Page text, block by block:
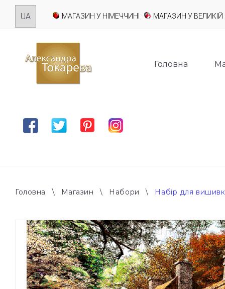
Skip
МАГАЗИН У НІМЕЧЧИНІ МАГАЗИН У ВЕЛИКІЙ
FacebookTwitterPinterestInstagram
Головна
Головна \ Магазин \ Набори \ Набір для